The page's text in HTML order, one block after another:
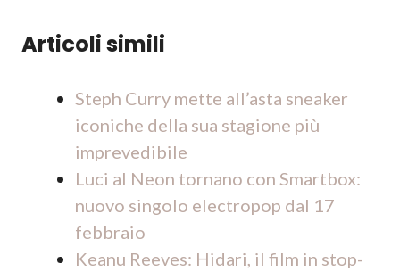
Articoli simili
Steph Curry mette all’asta sneaker
iconiche della sua stagione più
imprevedibile
Luci al Neon tornano con Smartbox:
nuovo singolo electropop dal 17
febbraio
Keanu Reeves: Hidari, il film in stop-